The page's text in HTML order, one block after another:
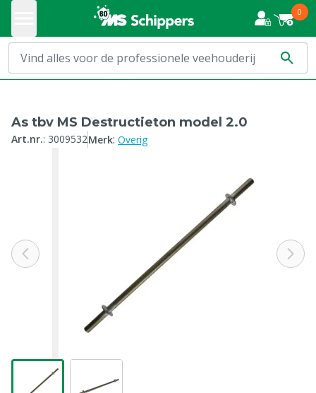
0
As tbv MS Destructieton model 2.0
Art.nr.: 3009532Merk: Overig